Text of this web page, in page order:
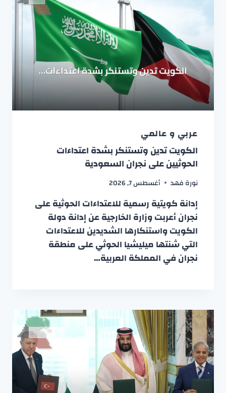
عربي و عالمي
الكويت تدين وتستنكر بشدة اعتداءات
الحوثيين على نجران السعودية
نورة فهد أغسطس 7, 2026
إدانة كويتية رسمية للاعتداءات الحوثية على
نجران أعربت وزارة الخارجية عن إدانة دولة
الكويت واستنكارها الشديدين للاعتداءات
التي شنتها ميليشيا الحوثي على منطقة
نجران في المملكة العربية…